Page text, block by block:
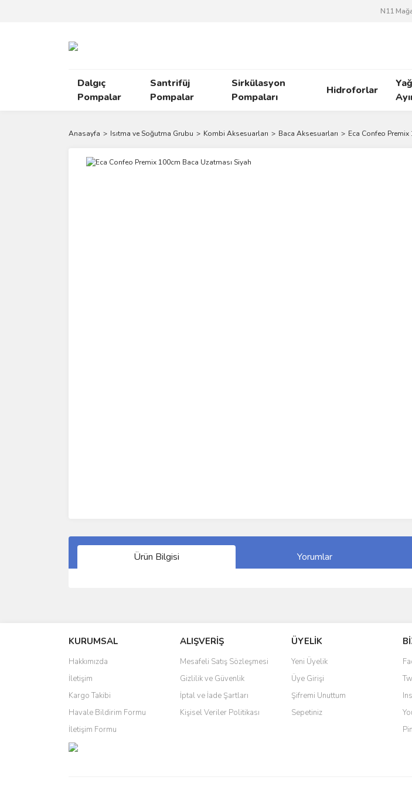
N11
Dalgıç
Pompalar
Santrifüj
Pompalar
Sirkülasyon
Pompaları
Hidroforlar
Yağ
Anasayfa Isıtma ve Soğutma Grubu Kombi Aksesuarları Baca Aksesuarları Eca Confeo
Ürün Bilgisi Yorumlar
Ürün resmi kalitesiz, bozuk veya görüntülenemiyor.
Ürün açıklamasında eksik bilgiler bulunuyor.
Ürün bilgilerinde hatalar bulunuyor.
Ürün fiyatı diğer sitelerden daha pahalı.
Bu ürüne benzer farklı alternatifler olmalı.
KURUMSAL
Hakkımızda
İletişim
Kargo Takibi
Havale Bildirim Formu
İletişim Formu
ALIŞVERİŞ
Mesafeli Satış Sözleşmesi
Gizlilik ve Güvenlik
İptal ve İade Şartları
Kişisel Veriler Politikası
ÜYELİK
Yeni Üyelik
Üye Girişi
Şifremi Unuttum
Sepetiniz